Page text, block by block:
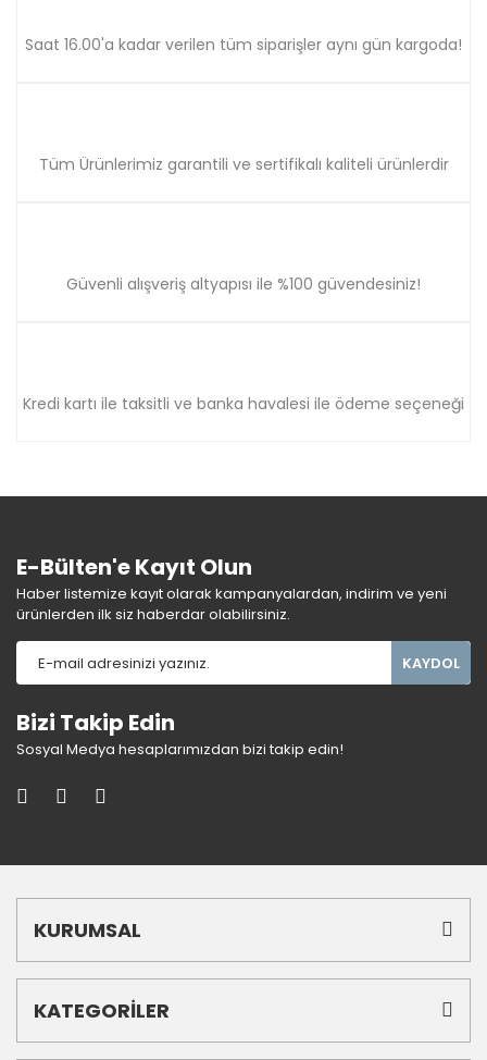
Saat 16.00'a kadar verilen tüm siparişler aynı gün kargoda!
Tüm Ürünlerimiz garantili ve sertifikalı kaliteli ürünlerdir
Güvenli alışveriş altyapısı ile %100 güvendesiniz!
Kredi kartı ile taksitli ve banka havalesi ile ödeme seçeneği
E-Bülten'e Kayıt Olun
Haber listemize kayıt olarak kampanyalardan, indirim ve yeni
ürünlerden ilk siz haberdar olabilirsiniz.
KAYDOL
Bizi Takip Edin
Sosyal Medya hesaplarımızdan bizi takip edin!
KURUMSAL
KATEGORİLER